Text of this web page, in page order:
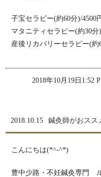
子宝セラピー(約60分)/4500
マタニティセラピー(約30分
産後リカバリーセラピー(約
2018年10月19日
2018.10.15 鍼灸師がおスス
こんにちは(*^-^*)
豊中少路・不妊鍼灸専門